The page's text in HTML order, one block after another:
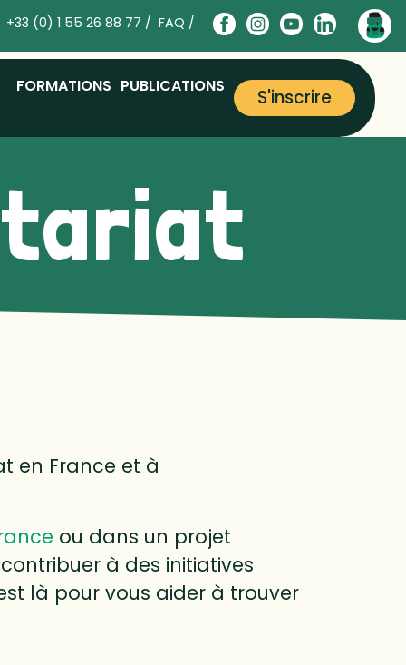
+33 (0) 1 55 26 88 77 / FAQ /
FORMATIONS PUBLICATIONS S'inscrire
en France et à
ou dans un projet
à des initiatives
là pour vous aider à trouver